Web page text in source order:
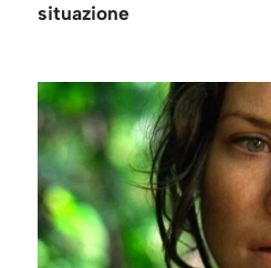
situazione